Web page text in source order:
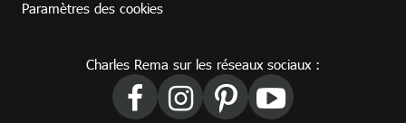
Paramètres des cookies
Charles Rema sur les réseaux sociaux :